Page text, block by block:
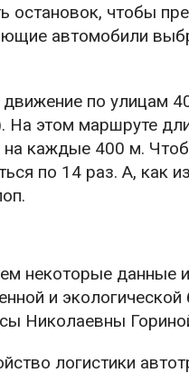
чтобы
автомобили
движение по
На этом маршруте
каждые 400 м.
по 14 раз. А,
некоторые данные
и
Николаевны
логистики